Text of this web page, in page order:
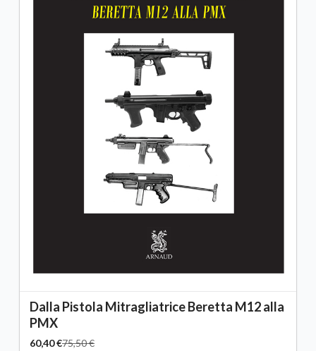
Dalla Pistola Mitragliatrice Beretta M12 alla
PMX
60,40 €75,50 €